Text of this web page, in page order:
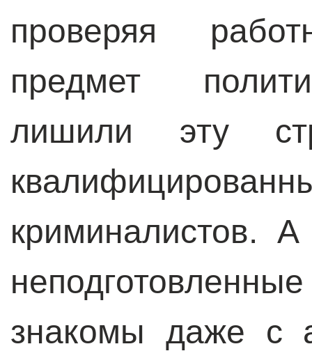
проверяя
предмет
лишили эту
криминалистов.
знакомы даже с